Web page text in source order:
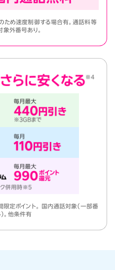
ため速度制御する場合有。通話料等
外番号あり。
定ポイント。 国内通話対象（一部番
。他条件有